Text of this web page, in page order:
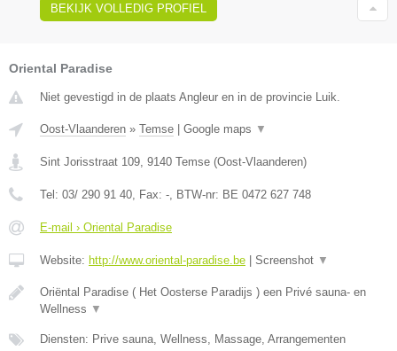
BEKIJK VOLLEDIG PROFIEL
Oriental Paradise
Niet gevestigd in de plaats Angleur en in de provincie Luik.
Oost-Vlaanderen » Temse | Google maps ▼
Sint Jorisstraat 109 9140 Temse (Oost-Vlaanderen)
Tel: 03/ 290 91 40 , Fax: - , BTW-nr: BE 0472 627 748
E-mail › Oriental Paradise
Website: http://www.oriental-paradise.be | Screenshot ▼
Oriëntal Paradise ( Het Oosterse Paradijs ) een Privé sauna- en
Wellness ▼
Diensten: Prive sauna, Wellness, Massage, Arrangementen